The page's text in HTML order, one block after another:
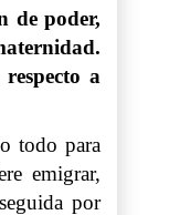
de poder,
a
todo para
emigrar,
por